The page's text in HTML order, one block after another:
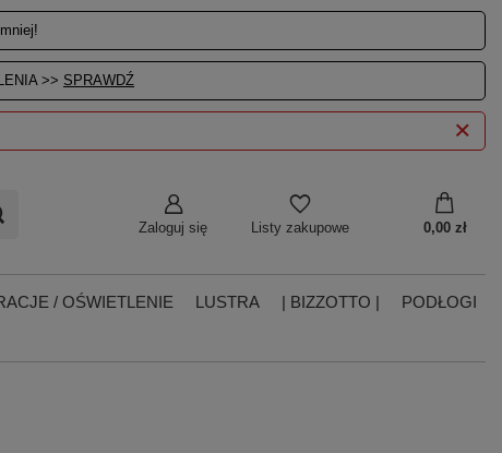
>> SPRAWDŹ
Zaloguj się Listy zakupowe 0,00 zł
/ OŚWIETLENIE LUSTRA | BIZZOTTO |
PODŁOGI